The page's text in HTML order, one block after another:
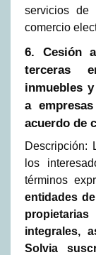
servicios
comercio
6. Cesión
terceras
inmuebles
a
acuerdo de
Descripción:
los
términos
entidades
integrales,
Solvia